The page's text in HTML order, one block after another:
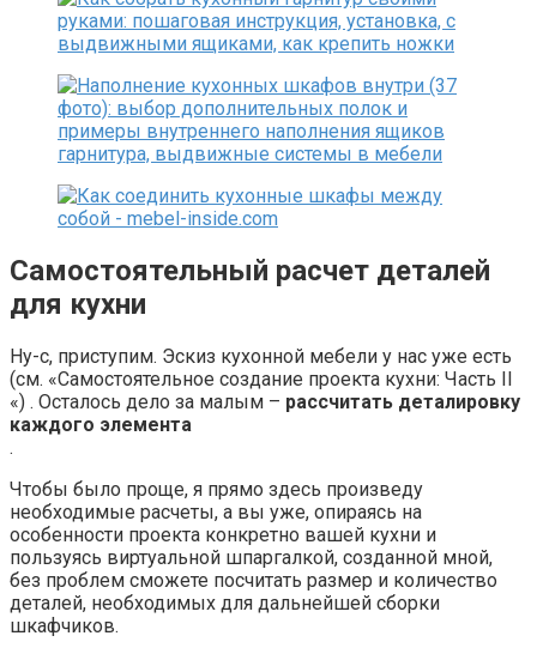
Самостоятельный расчет деталей
для кухни
Ну-с, приступим. Эскиз кухонной мебели у нас уже есть
(см. «Самостоятельное создание проекта кухни: Часть II
«) . Осталось дело за малым – рассчитать деталировку
каждого элемента
.
Чтобы было проще, я прямо здесь произведу
необходимые расчеты, а вы уже, опираясь на
особенности проекта конкретно вашей кухни и
пользуясь виртуальной шпаргалкой, созданной мной,
без проблем сможете посчитать размер и количество
деталей, необходимых для дальнейшей сборки
шкафчиков.